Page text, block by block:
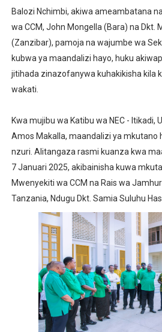
Balozi Nchimbi, akiwa ameambatana
wa CCM, John Mongella (Bara) na Dkt.
(Zanzibar), pamoja na wajumbe wa
kubwa ya maandalizi hayo, huku
jitihada zinazofanywa kuhakikisha kila
wakati.
Kwa mujibu wa Katibu wa NEC - Itikadi,
Amos Makalla, maandalizi ya mkutano
nzuri. Alitangaza rasmi kuanza kwa
7 Januari 2025, akibainisha kuwa
Mwenyekiti wa CCM na Rais wa
Tanzania, Ndugu Dkt. Samia Suluhu